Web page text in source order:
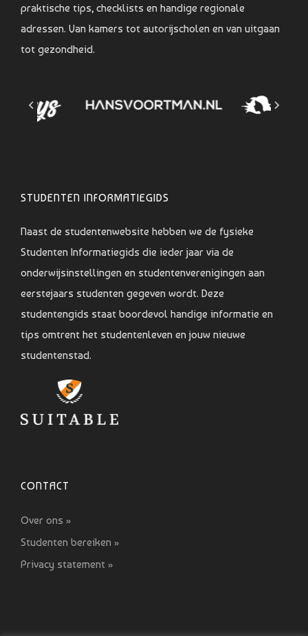
praktische tips, checklists en handige regionale
adressen. Van kamers tot autorijscholen en van uitgaan
tot gezondheid.
STUDENTEN INFORMATIEGIDS
Naast de studentenwebsite hebben we de fysieke
Studenten Informatiegids die ieder jaar via de
onderwijsinstellingen en studentenverenigingen aan
eerstejaars studenten gegeven wordt. Deze
studentengids staat boordevol handige informatie en
tips omtrent het studentenleven en jouw nieuwe
studentenstad.
CONTACT
Over ons »
Studenten bereiken »
Privacy statement »